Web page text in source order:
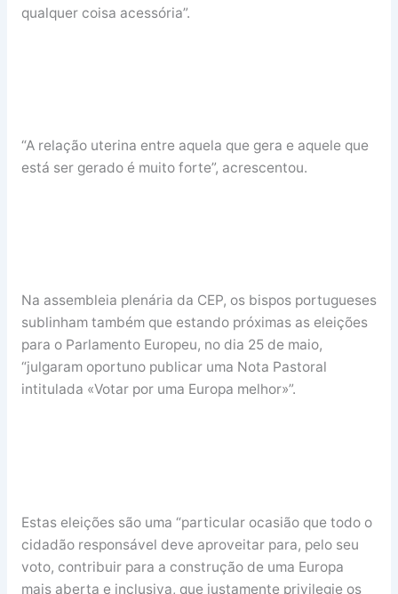
qualquer coisa acessória”.
“A relação uterina entre aquela que gera e aquele que
está ser gerado é muito forte”, acrescentou.
Na assembleia plenária da CEP, os bispos portugueses
sublinham também que estando próximas as eleições
para o Parlamento Europeu, no dia 25 de maio,
“julgaram oportuno publicar uma Nota Pastoral
intitulada «Votar por uma Europa melhor»”.
Estas eleições são uma “particular ocasião que todo o
cidadão responsável deve aproveitar para, pelo seu
voto, contribuir para a construção de uma Europa
mais aberta e inclusiva, que justamente privilegie os